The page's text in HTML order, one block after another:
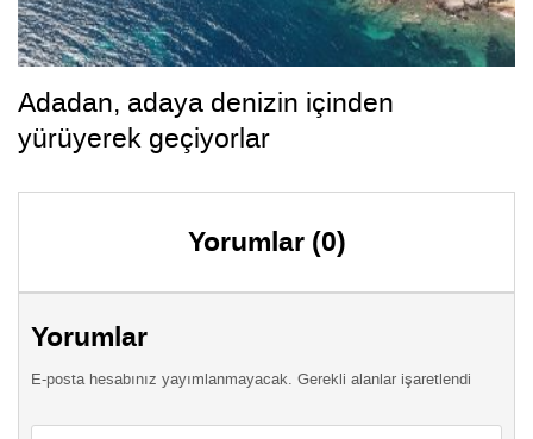
Adadan, adaya denizin içinden
yürüyerek geçiyorlar
Yorumlar (0)
Yorumlar
E-posta hesabınız yayımlanmayacak. Gerekli alanlar işaretlendi